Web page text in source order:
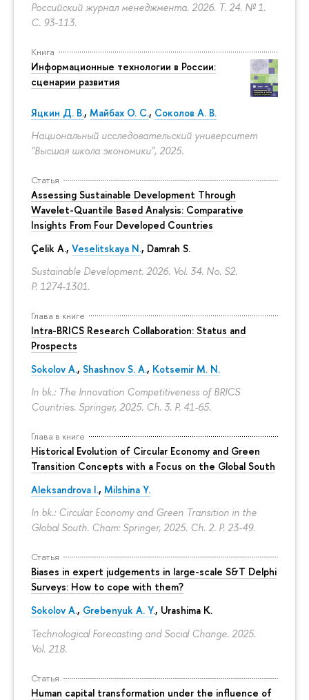
Российский журнал менеджмента. 2026. Т. 24. № 1.
С. 93-113.
Книга
Информационные технологии в России:
сценарии развития
Яцкин Д. В., Майбах О. С., Соколов А. В.
Национальный исследовательский университет
"Высшая школа экономики", 2025.
Статья
Assessing Sustainable Development Through
Wavelet-Quantile Based Analysis: Comparative
Insights From Four Developed Countries
Çelik A., Veselitskaya N., Damrah S.
Sustainable Development. 2026. Vol. 34. No. S2.
P. 1274-1301.
Глава в книге
Intra-BRICS Research Collaboration: Status and
Prospects
Sokolov A., Shashnov S. A., Kotsemir M. N.
In bk.: The Innovation Competitiveness of BRICS
Countries. Springer, 2025. Ch. 3. P. 41-65.
Глава в книге
Historical Evolution of Circular Economy and Green
Transition Concepts with a Focus on the Global South
Aleksandrova I., Milshina Y.
In bk.: Circular Economy and Green Transition in the
Global South. Cham: Springer, 2025. Ch. 2. P. 23-49.
Статья
Biases in expert judgements in large-scale S&T Delphi
Surveys: How to cope with them?
Sokolov A., Grebenyuk A. Y., Urashima K.
Technological Forecasting and Social Change. 2025.
Vol. 218.
Статья
Human capital transformation under the influence of